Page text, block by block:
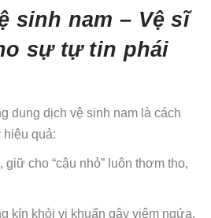
sinh nam – Vệ sĩ
sự tự tin phái
dung dịch vệ sinh nam là cách
quả:
cho “cậu nhỏ” luôn thơm tho,
kín khỏi vi khuẩn gây viêm ngứa.